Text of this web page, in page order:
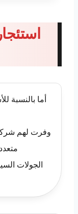
أما بالنسبة
وفرت لهم
الجولات